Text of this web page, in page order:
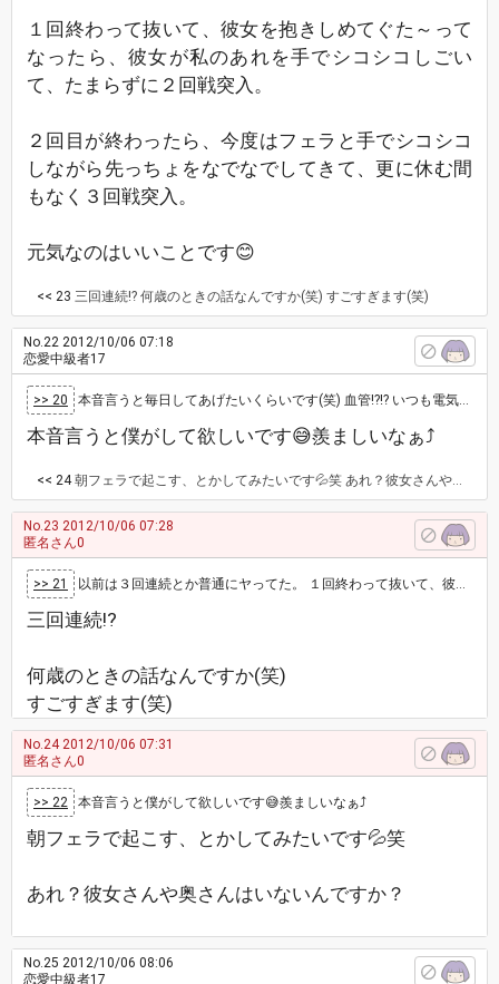
１回終わって抜いて、彼女を抱きしめてぐた～って
なったら、彼女が私のあれを手でシコシコしごい
て、たまらずに２回戦突入。
２回目が終わったら、今度はフェラと手でシコシコ
しながら先っちょをなでなでしてきて、更に休む間
もなく３回戦突入。
元気なのはいいことです😊
<< 23 三回連続!? 何歳のときの話なんですか(笑) すごすぎます(笑)
No.22 2012/10/06 07:18
恋愛中級者17
>> 20 本音言うと毎日してあげたいくらいです(笑) 血管!?!? いつも電気消してするから見たことないんです💦 そんなのみたらドキドキ…
本音言うと僕がして欲しいです😅羨ましいなぁ⤴
<< 24朝フェラで起こす、とかしてみたいです💦笑 あれ？彼女さんや奥さんはいないんですか？
No.23 2012/10/06 07:28
匿名さん0
>> 21 以前は３回連続とか普通にヤってた。 １回終わって抜いて、彼女を抱きしめてぐた～ってなったら、彼女が私のあれを手でシコシコしごいて、たまらず…
三回連続!?
何歳のときの話なんですか(笑)
すごすぎます(笑)
No.242012/10/06 07:31
匿名さん0
>> 22 本音言うと僕がして欲しいです😅羨ましいなぁ⤴
朝フェラで起こす、とかしてみたいです💦笑
あれ？彼女さんや奥さんはいないんですか？
No.25 2012/10/06 08:06
恋愛中級者17